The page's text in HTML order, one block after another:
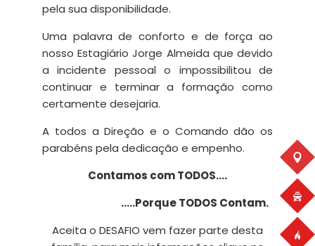
pela sua disponibilidade.
Uma palavra de conforto e de força ao
nosso Estagiário Jorge Almeida que devido
a incidente pessoal o impossibilitou de
continuar e terminar a formação como
certamente desejaria.
A todos a Direção e o Comando dão os
parabéns pela dedicação e empenho.
Contamos com TODOS….
…..Porque TODOS Contam.
Aceita o DESAFIO vem fazer parte desta